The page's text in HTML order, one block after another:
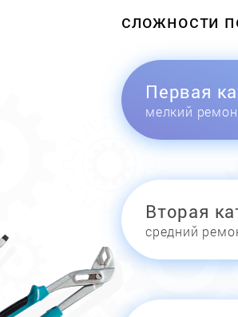
сложности
Первая
мелкий
Вторая
средний